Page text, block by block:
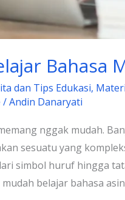
Bahasa
dan Tips Edukasi,
/Andin Danaryati
nggak mudah.
sesuatu yang
simbol huruf hingga
belajar bahasa